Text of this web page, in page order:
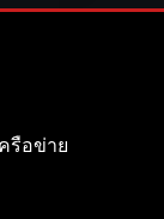
รือข่าย